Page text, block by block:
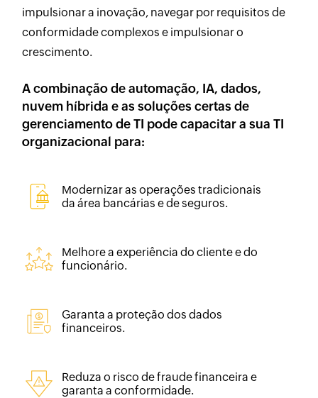
impulsionar a inovação, navegar por requisitos de
conformidade complexos e impulsionar o
crescimento.
A combinação de automação, IA, dados,
nuvem híbrida e as soluções certas de
gerenciamento de TI pode capacitar a sua TI
organizacional para:
Modernizar as operações tradicionais
da área bancárias e de seguros.
Melhore a experiência do cliente e do
funcionário.
Garanta a proteção dos dados
financeiros.
Reduza o risco de fraude financeira e
garanta a conformidade.